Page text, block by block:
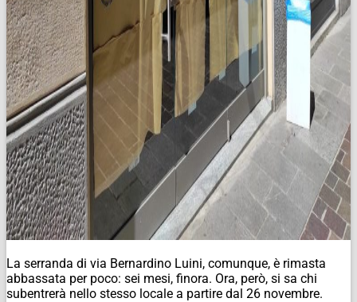
La serranda di via Bernardino Luini, comunque, è rimasta
abbassata per poco: sei mesi, finora. Ora, però, si sa chi
subentrerà nello stesso locale a partire dal 26 novembre.